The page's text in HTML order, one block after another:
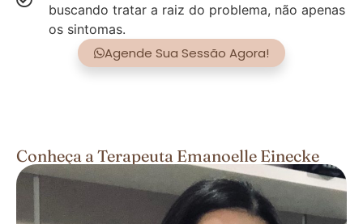
buscando tratar a raiz do problema, não apenas
os sintomas.
Agende Sua Sessão Agora!
Conheça a Terapeuta Emanoelle Einecke